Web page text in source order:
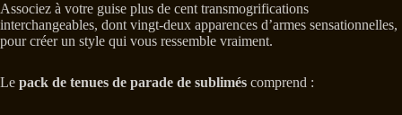
Associez à votre guise plus de cent transmogrifications
interchangeables, dont vingt-deux apparences d’armes sensationnelles,
pour créer un style qui vous ressemble vraiment.
Le pack de tenues de parade de sublimés comprend :